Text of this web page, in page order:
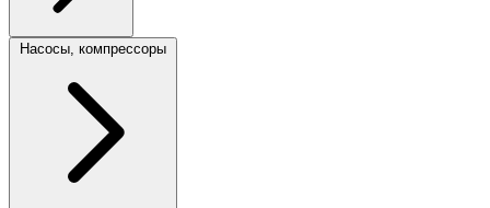
Насосы, компрессоры